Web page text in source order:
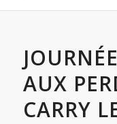
AUX
CARRY